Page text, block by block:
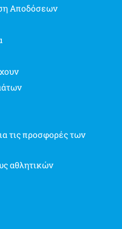
Αποδόσεων
τις προσφορές των
αθλητικών